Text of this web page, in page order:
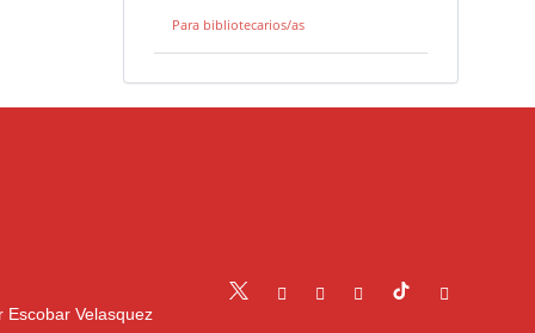
Para bibliotecarios/as
Escobar Velasquez